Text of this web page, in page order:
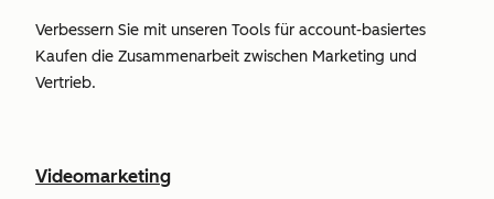
Verbessern Sie mit unseren Tools für account-basiertes
Kaufen die Zusammenarbeit zwischen Marketing und
Vertrieb.
Videomarketing